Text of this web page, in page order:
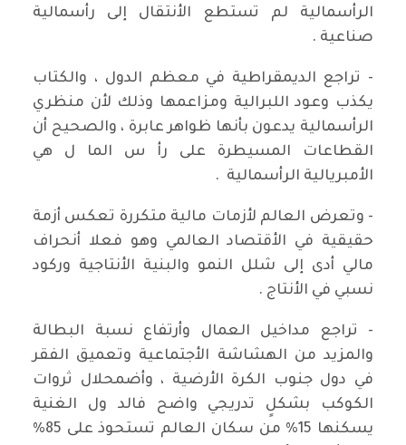
الرأسمالية لم تستطع الأنتقال إلى رأسمالية
صناعية .
- تراجع الديمقراطية في معظم الدول ، والكتاب
يكذب وعود اللبرالية ومزاعمها وذلك لأن منظري
الرأسمالية يدعون بأنها ظواهر عابرة ، والصحيح أن
القطاعات المسيطرة على رأ س الما ل هي
الأمبريالية الرأسمالية .
- وتعرض العالم لأزمات مالية متكررة تعكس أزمة
حقيقية في الأقتصاد العالمي وهو فعلا أنحراف
مالي أدى إلى شلل النمو والبنية الأنتاجية وركود
نسبي في الأنتاج .
- تراجع مداخيل العمال وأرتفاع نسبة البطالة
والمزيد من الهشاشة الأجتماعية وتعميق الفقر
في دول جنوب الكرة الأرضية ، وأضمحلال ثروات
الكوكب بشكلٍ تدريجي واضح فالد ول الغنية
يسكنها 15% من سكان العالم تستحوذ على 85%